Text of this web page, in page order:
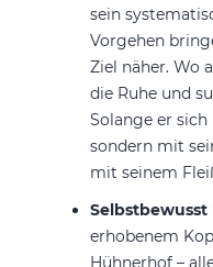
sein
Vorgehen
Ziel näher. Wo
die Ruhe und
Solange er
sondern mit
mit seinem
erhobenem
Hühnerhof –